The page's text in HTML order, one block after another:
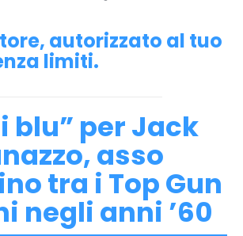
autorizzato al tuo
limiti.
blu” per Jack
asso
tra i Top Gun
negli anni ’60